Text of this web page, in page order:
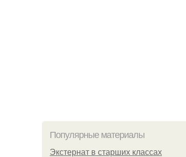
Популярные материалы
Экстернат в старших классах